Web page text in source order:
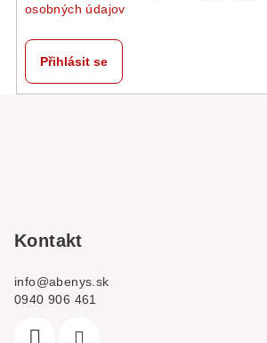
osobných údajov
Přihlásit se
Kontakt
info@abenys.sk
0940 906 461